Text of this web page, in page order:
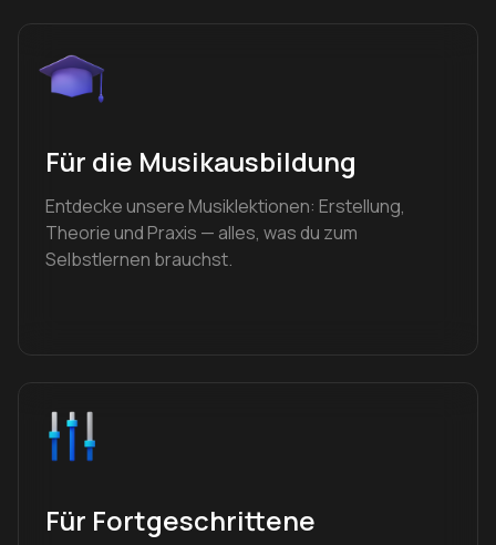
Für die Musikausbildung
Entdecke unsere Musiklektionen: Erstellung,
Theorie und Praxis — alles, was du zum
Selbstlernen brauchst.
Für Fortgeschrittene